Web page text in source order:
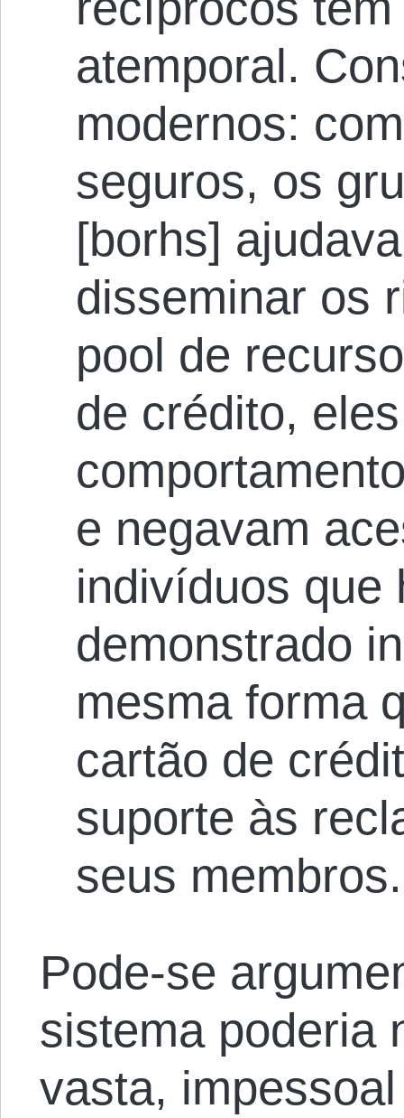
atemporal.
modernos:
seguros, os
[borhs]
disseminar os
pool de
de crédito,
e negavam
indivíduos que
demonstrado
mesma forma
cartão de
suporte às
seus
Pode-se
sistema poderia
vasta,